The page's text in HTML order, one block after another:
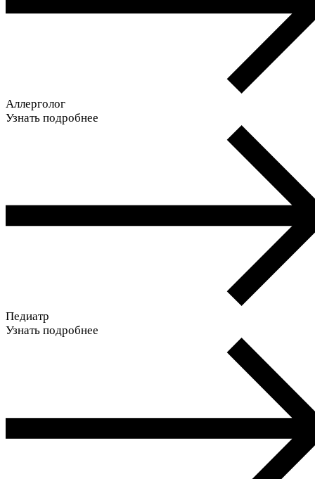
Аллерголог
Узнать подробнее
Педиатр
Узнать подробнее